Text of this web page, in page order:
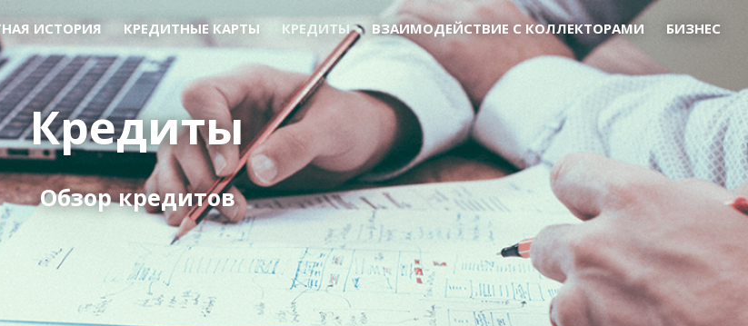
ИСТОРИЯ КРЕДИТНЫЕ КАРТЫ КРЕДИТЫ ВЗАИМОДЕЙСТВИЕ С КОЛЛЕКТОРАМИ БИЗНЕС
Кредиты
Обзор кредитов